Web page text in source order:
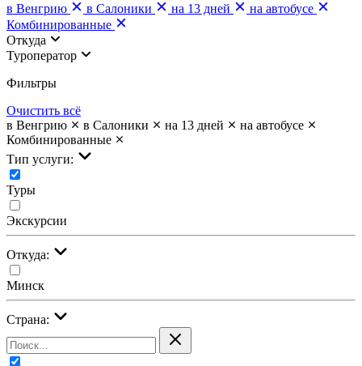
в Венгрию
в Салоники на 13 дней
на автобусе
Комбинированные
Откуда
Туроператор
Фильтры
Очистить всё
в Венгрию
в Салоники на 13 дней
на автобусе
Комбинированные
Тип услуги:
Туры
Экскурсии
Откуда:
Минск
Страна: